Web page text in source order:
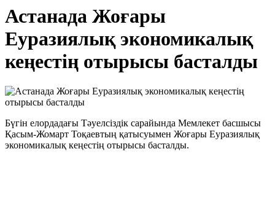
Астанада Жоғары
Еуразиялық экономикалық
кеңестің отырысы басталды
Бүгін елордадағы Тәуелсіздік сарайында Мемлекет басшысы
Қасым-Жомарт Тоқаевтың қатысуымен Жоғары Еуразиялық
экономикалық кеңестің отырысы басталды.